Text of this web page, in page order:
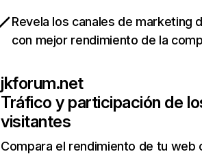
Revela los canales de marketing
con mejor rendimiento de la
jkforum.net
Tráfico y participación de
visitantes
Compara el rendimiento de tu web